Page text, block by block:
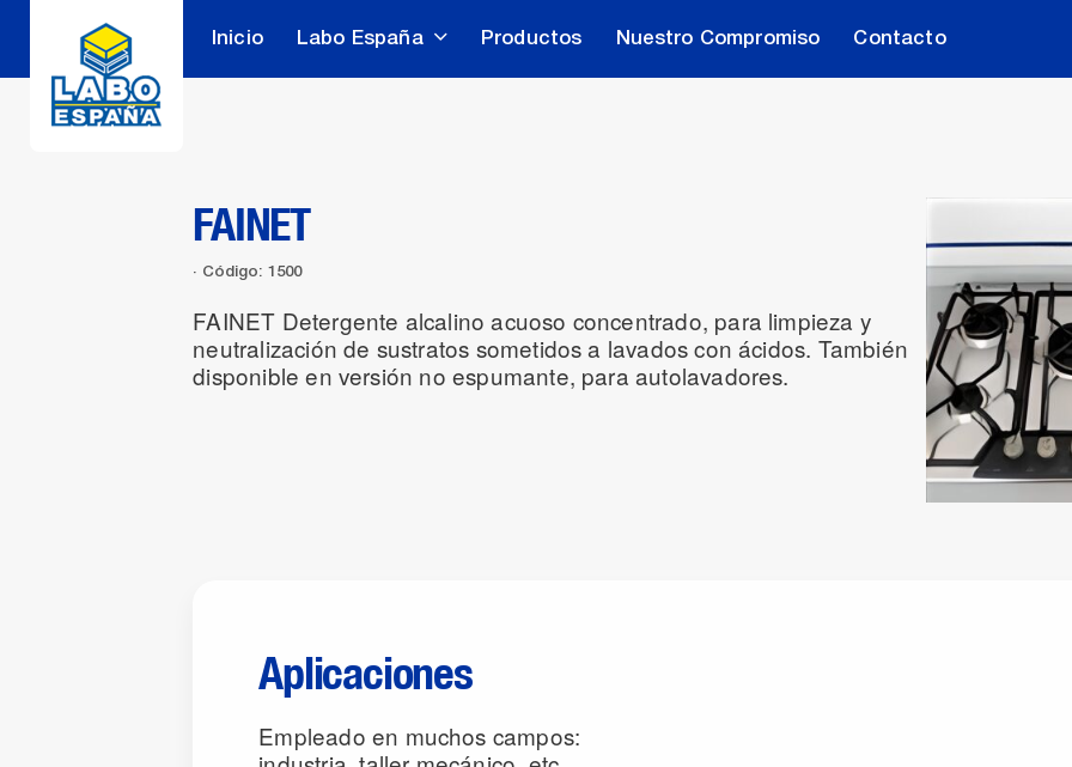
Inicio Labo España Productos Nuestro Compromiso Contacto
FAINET
Código: 1500
FAINET Detergente alcalino acuoso concentrado, para limpieza y
neutralización de sustratos sometidos a lavados con ácidos. También
disponible en versión no espumante, para autolavadores.
Aplicaciones
Empleado en muchos campos: